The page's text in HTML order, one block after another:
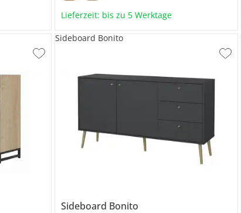
Lieferzeit: bis zu 5 Werktage
Sideboard Bonito
Sideboard Bonito